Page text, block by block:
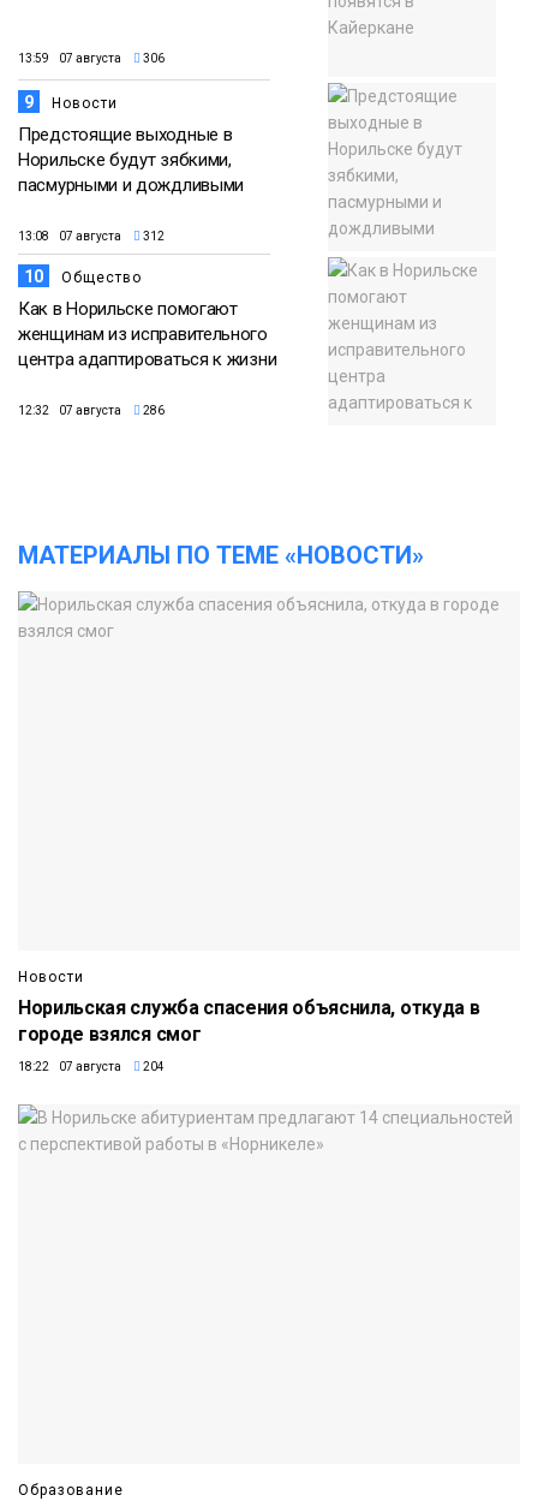
13:59 07 августа 306
9 Новости
Предстоящие выходные в
Норильске будут зябкими,
пасмурными и дождливыми
13:08 07 августа 312
10 Общество
Как в Норильске помогают
женщинам из исправительного
центра адаптироваться к жизни
12:32 07 августа 286
МАТЕРИАЛЫ ПО ТЕМЕ «НОВОСТИ»
Новости
Норильская служба спасения объяснила, откуда в
городе взялся смог
18:22 07 августа 204
Образование